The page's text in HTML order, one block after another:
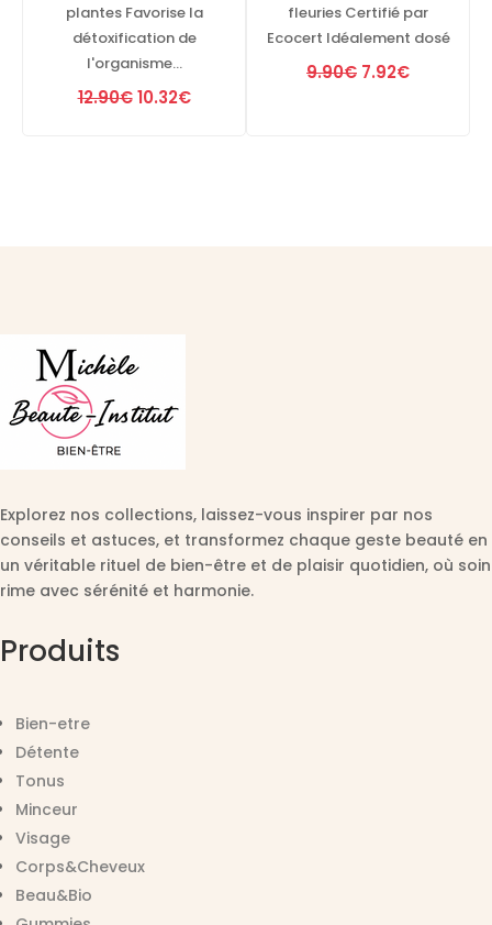
plantes Favorise la
détoxification de
l'organisme…
12.90€ Original
10.32€Current
fleuries Certifié par
Ecocert Idéalement dosé
9.90€ Original
7.92€Current
Explorez nos collections, laissez-vous inspirer par nos
conseils et astuces, et transformez chaque geste beauté en
un véritable rituel de bien-être et de plaisir quotidien, où soin
rime avec sérénité et harmonie.
Produits
Bien-etre
Détente
Tonus
Minceur
Visage
Corps&Cheveux
Beau&Bio